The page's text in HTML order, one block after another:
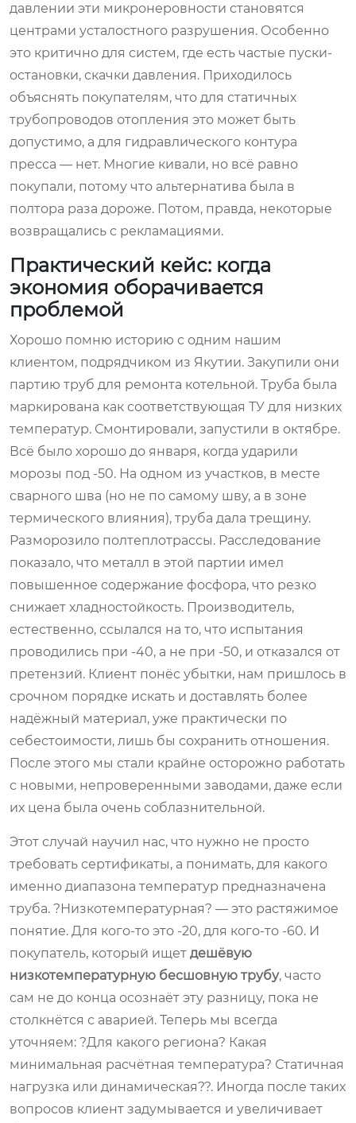
давлении эти микронеровности становятся
центрами усталостного разрушения. Особенно
это критично для систем, где есть частые пуски-
остановки, скачки давления. Приходилось
объяснять покупателям, что для статичных
трубопроводов отопления это может быть
допустимо, а для гидравлического контура
пресса — нет. Многие кивали, но всё равно
покупали, потому что альтернатива была в
полтора раза дороже. Потом, правда, некоторые
возвращались с рекламациями.
Практический кейс: когда
экономия оборачивается
проблемой
Хорошо помню историю с одним нашим
клиентом, подрядчиком из Якутии. Закупили они
партию труб для ремонта котельной. Труба была
маркирована как соответствующая ТУ для низких
температур. Смонтировали, запустили в октябре.
Всё было хорошо до января, когда ударили
морозы под -50. На одном из участков, в месте
сварного шва (но не по самому шву, а в зоне
термического влияния), труба дала трещину.
Разморозило полтеплотрассы. Расследование
показало, что металл в этой партии имел
повышенное содержание фосфора, что резко
снижает хладностойкость. Производитель,
естественно, ссылался на то, что испытания
проводились при -40, а не при -50, и отказался от
претензий. Клиент понёс убытки, нам пришлось в
срочном порядке искать и доставлять более
надёжный материал, уже практически по
себестоимости, лишь бы сохранить отношения.
После этого мы стали крайне осторожно работать
с новыми, непроверенными заводами, даже если
их цена была очень соблазнительной.
Этот случай научил нас, что нужно не просто
требовать сертификаты, а понимать, для какого
именно диапазона температур предназначена
труба. ?Низкотемпературная? — это растяжимое
понятие. Для кого-то это -20, для кого-то -60. И
покупатель, который ищет дешёвую
низкотемпературную бесшовную трубу, часто
сам не до конца осознаёт эту разницу, пока не
столкнётся с аварией. Теперь мы всегда
уточняем: ?Для какого региона? Какая
минимальная расчётная температура? Статичная
нагрузка или динамическая??. Иногда после таких
вопросов клиент задумывается и увеличивает